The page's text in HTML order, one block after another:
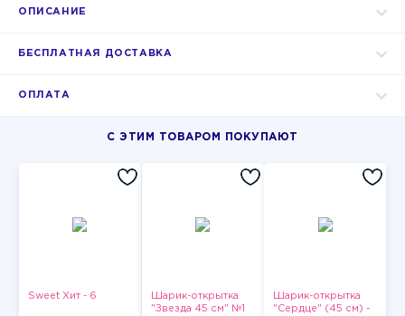
ОПИСАНИЕ
БЕСПЛАТНАЯ ДОСТАВКА
ОПЛАТА
С ЭТИМ ТОВАРОМ ПОКУПАЮТ
Sweet Хит - 6
Шарик-открытка
"Звезда 45 см" №1
Шарик-открытка
"Сердце" (45 см) -